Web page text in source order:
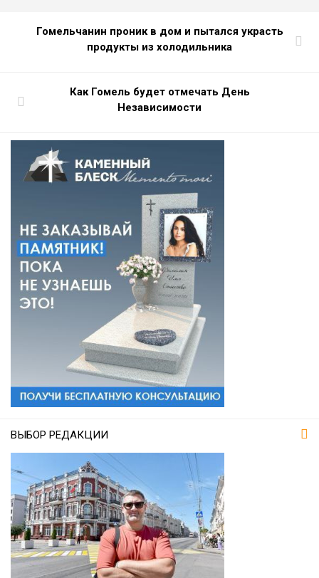
Гомельчанин проник в дом и пытался украсть
продукты из холодильника
Как Гомель будет отмечать День
Независимости
ВЫБОР РЕДАКЦИИ